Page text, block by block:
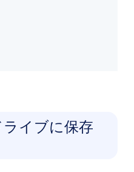
ライブに保存